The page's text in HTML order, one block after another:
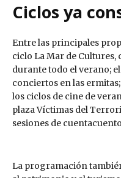
Ciclos ya
Entre las principales
ciclo La Mar de Cultures,
durante todo el verano;
conciertos en las
los ciclos de cine de
plaza Víctimas del
sesiones de
La programación